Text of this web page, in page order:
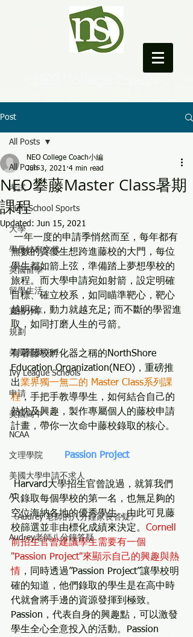
Post
All Posts
考試
High School Sports
大學
學長姊有交代
英國留學
留學生活
直播分享
規劃
美國醫學院
Ivy League Schools
申請
美國高中
NCAA
文理學院
美國大學申請不求人
AI
《Audrey 老師的八分鐘家長答疑》
Audrey老師八分鐘答疑
All Posts
NEO攀藤Master Class暑期
課程
NEO College Coach小編
Jun 3, 2021 4 min read
Updated: Jun 15, 2021
無數的資優生想跨進藤校的大門，每位
學生都如箭上弦，準備踏上夢想學校的
旅程。而大學申請宛如射箭，設定明確
目標、確立校系，如同瞄準靶心，靶心
越明確，動力就越充足; 而不斷的學習進
取，如同打磨人生的弓箭。
有著藤校孵化器之稱的NorthShore
Education Organization(NEO)，重磅推
出業界獨一無二的 Master Class系列課
程，手把手教導學生，如何結合自己的
熱忱及興趣，製作專屬個人的藤校申請
計畫，帶你一次命中藤校錄取的核心。
Passion Project
只錄取每個學校的第一名，也無足夠的
空位海納各地的優秀學生，由此可見藤
校篩選並非由標化成績來決定。 Cornell
前招生官曾建議學生需要有一個
"Passion Project"來顯示自己的興趣與熱
情 ，同時透過”Passion Project”讓學校明
確的知道，他們錄取的學生是在高中時
代就會將手邊的資源發揮到極致。
Passion，代表自身的興趣點，可以激發
學生全心全意投入的活動。Passion